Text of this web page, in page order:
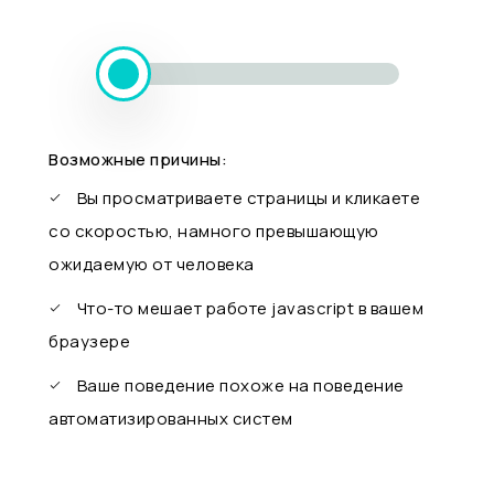
Возможные причины:
Вы просматриваете страницы и кликаете
со скоростью, намного превышающую
ожидаемую от человека
Что-то мешает работе javascript в вашем
браузере
Ваше поведение похоже на поведение
автоматизированных систем